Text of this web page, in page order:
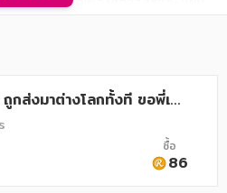
วยสัตว์อสูรและกับดักกลับไม่ใช่ใช่
ลุยในการ์ตูนแฟนตาซีผจญภัยเรื่อง
กส่งมาต่างโลกทั้งที ขอพี่เป็น
ะเลย เล่ม 4
ซื้อ
86